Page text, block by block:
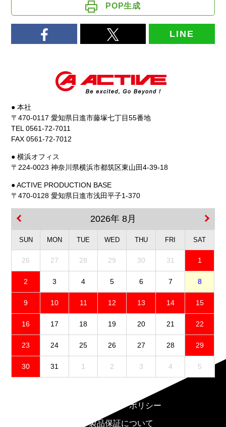
POP生成
LINE
● 本社
〒470-0117 愛知県日進市藤塚七丁目55番地
TEL 0561-72-7011
FAX 0561-72-7012
● 横浜オフィス
〒224-0023 神奈川県横浜市都筑区東山田4-39-18
● ACTIVE PRODUCTION BASE
〒470-0128 愛知県日進市浅田平子1-370
2026年 8月
SUN MON TUE WED THU FRI SAT
26 27 28 29 30 31 1
2 3 4 5 6 7 8
9 10 11 12 13 14 15
16 17 18 19 20 21 22
23 24 25 26 27 28 29
30 31 1 2 3 4 5
プライバシーポリシー
製品保証について